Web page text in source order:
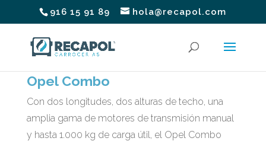
916 15 91 89 hola@recapol.com
Opel Combo
Con dos longitudes, dos alturas de techo, una
amplia gama de motores de transmisión manual
y hasta 1.000 kg de carga útil, el Opel Combo